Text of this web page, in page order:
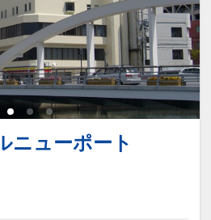
ニューポート